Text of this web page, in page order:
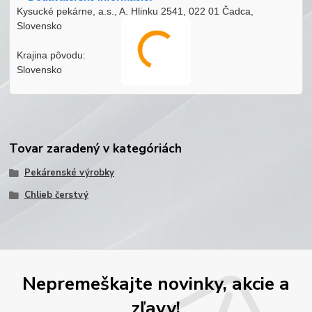
Kysucké pekárne, a.s., A. Hlinku 2541, 022 01 Čadca,
Slovensko
Krajina pôvodu:
Slovensko
Tovar zaradený v kategóriách
Pekárenské výrobky
Chlieb čerstvý
Nepremeškajte novinky, akcie a